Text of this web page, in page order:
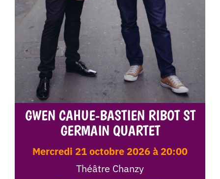
GWEN CAHUE-BASTIEN RIBOT ST
GERMAIN QUARTET
mercredi 21 octobre 2026 à 20:00
Théâtre Chanzy